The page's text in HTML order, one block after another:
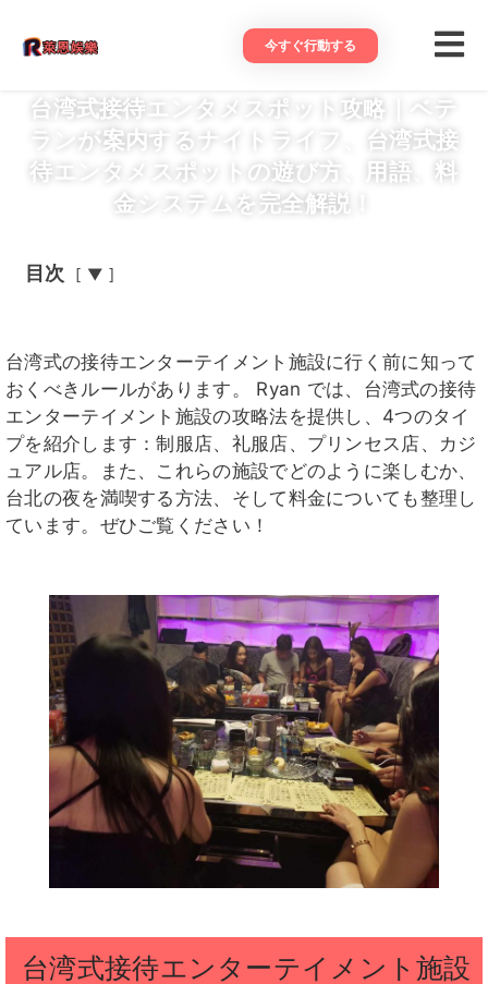
今すぐ行動する
台湾式接待エンタメスポット攻略｜ベテ
ランが案内するナイトライフ、台湾式接
待エンタメスポットの遊び方、用語、料
金システムを完全解説！
目次 ▼
台湾式の接待エンターテイメント施設に行く前に知って
おくべきルールがあります。 Ryan では、台湾式の接待
エンターテイメント施設の攻略法を提供し、4つのタイ
プを紹介します：制服店、礼服店、プリンセス店、カジ
ュアル店。また、これらの施設でどのように楽しむか、
台北の夜を満喫する方法、そして料金についても整理し
ています。ぜひご覧ください！
台湾式接待エンターテイメント施設